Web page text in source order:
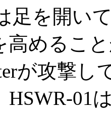
足を開い
高めるこ
が攻撃
HSWR-01